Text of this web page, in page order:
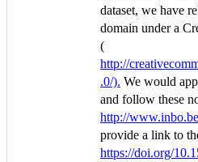
dataset, we have
domain under a
(
http://
.0/). We would
and follow these
http://
provide a link to
https://doi.org/